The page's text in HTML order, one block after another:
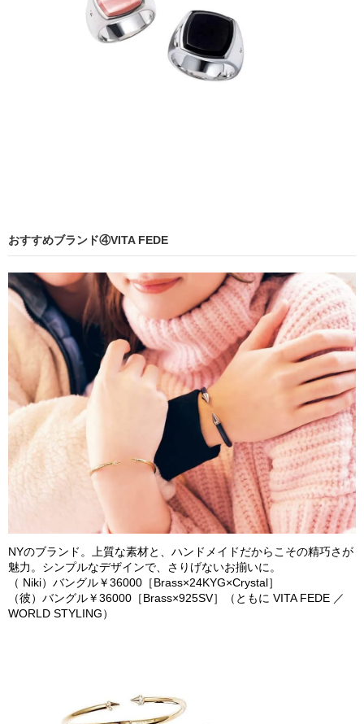
おすすめブランド④VITA FEDE
NYのブランド。上質な素材と、ハンドメイドだからこその精巧さが
魅力。シンプルなデザインで、さりげないお揃いに。
（ Niki）バングル￥ 36000 ［ Brass×24KYG×Crystal ］
（彼）バングル￥ 36000 ［ Brass×925SV］（ともに VITA FEDE ／
WORLD STYLING ）